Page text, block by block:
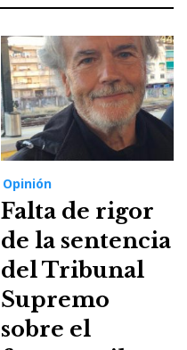
Opinión
Falta de rigor
de la sentencia
del Tribunal
Supremo
sobre el